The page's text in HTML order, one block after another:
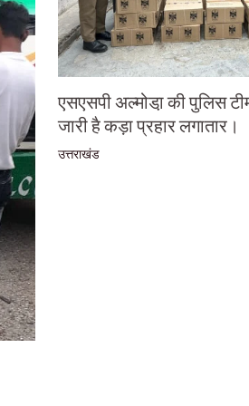
एसएसपी अल्मोडा़ की पुलिस
जारी है कड़ा प्रहार लगातार।
उत्तराखंड